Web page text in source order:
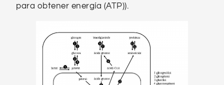
para obtener energía (ATP)).